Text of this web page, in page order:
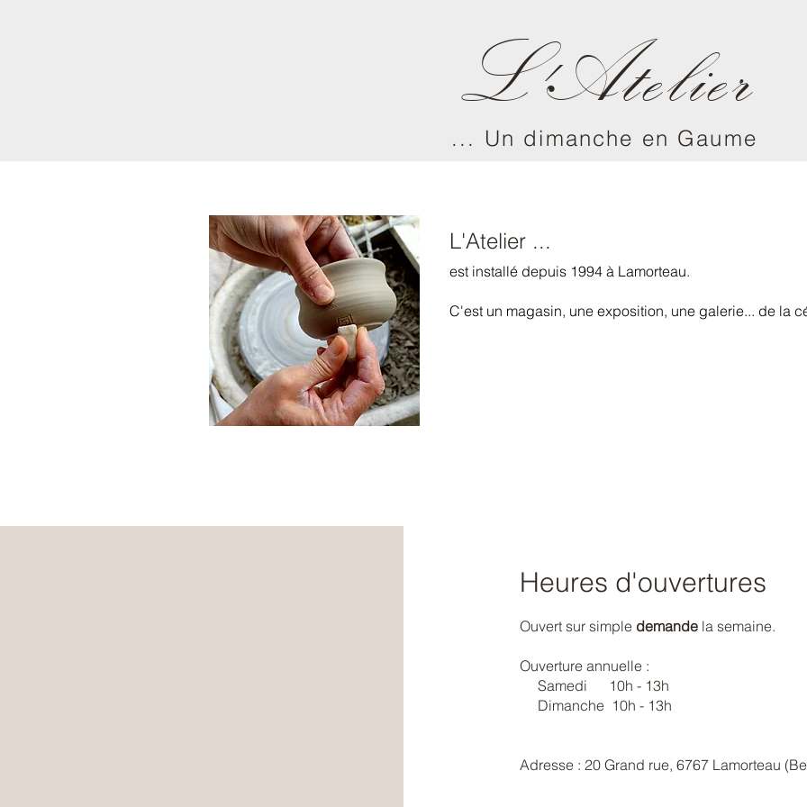
L'Atelier
... Un dimanche en Gaume
L'Atelier ...
est installé depuis 1994 à Lamorteau.
C'est un magasin, une exposition, une galerie... de la
Heures d'ouvertures
Ouvert sur simple demandela semaine.
Ouverture annuelle :
Samedi 10h - 13h
Dimanche 10h - 13h
Adresse : 20 Grand rue, 6767 Lamorteau